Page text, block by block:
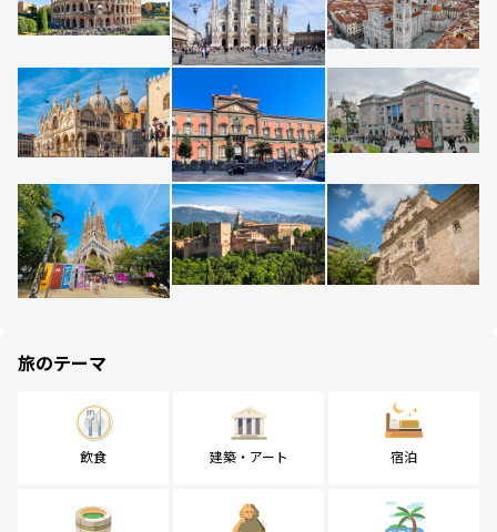
旅のテーマ
飲食 建築・アート 宿泊